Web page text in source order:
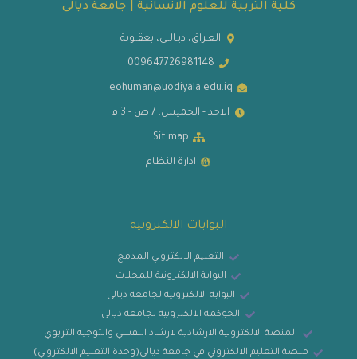
كلية التربية للعلوم الانسانية | جامعة ديالى
العـراق، ديـالــى، بعقــوبة
009647726981148
eohuman@uodiyala.edu.iq
الاحد - الخميس: 7 ص - 3 م
Sit map
ادارة النظام
البوابات الالكترونية
التعليم الالكتروني المدمج
البوابة الالكترونية للمجلات
البوابة الالكترونية لجامعة ديالى
الحوكمة الالكترونية لجامعة ديالى
المنصة الالكترونية الارشادية لارشاد النفسي والتوجيه التربوي
منصة التعليم الالكتروني في جامعة ديالى(وحدة التعليم الالكتروني)